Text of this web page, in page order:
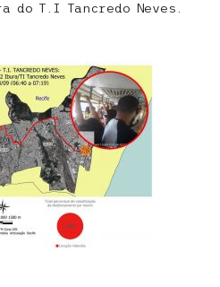
do T.I Tancredo Neves.